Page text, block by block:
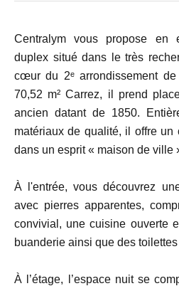
Centralym vous propose en
duplex situé dans le très
cœur du 2ᵉ arrondissement de
70,52 m² Carrez, il prend
ancien datant de 1850.
matériaux de qualité, il offre un
dans un esprit « maison de ville
À l'entrée, vous découvrez
avec pierres apparentes,
convivial, une cuisine ouverte
buanderie ainsi que des
À l’étage, l’espace nuit se